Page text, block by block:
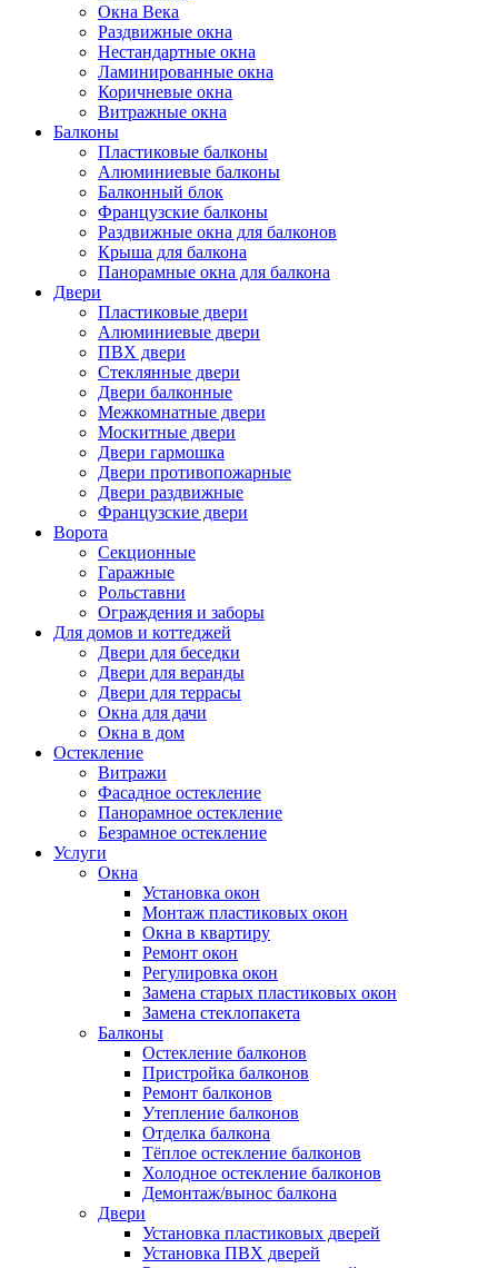
Окна Века
Раздвижные окна
Нестандартные окна
Ламинированные окна
Коричневые окна
Витражные окна
Балконы
Пластиковые балконы
Алюминиевые балконы
Балконный блок
Французские балконы
Раздвижные окна для балконов
Крыша для балкона
Панорамные окна для балкона
Двери
Пластиковые двери
Алюминиевые двери
ПВХ двери
Стеклянные двери
Двери балконные
Межкомнатные двери
Москитные двери
Двери гармошка
Двери противопожарные
Двери раздвижные
Французские двери
Ворота
Секционные
Гаражные
Рольставни
Ограждения и заборы
Для домов и коттеджей
Двери для беседки
Двери для веранды
Двери для террасы
Окна для дачи
Окна в дом
Остекление
Витражи
Фасадное остекление
Панорамное остекление
Безрамное остекление
Услуги
Окна
Установка окон
Монтаж пластиковых окон
Окна в квартиру
Ремонт окон
Регулировка окон
Замена старых пластиковых окон
Замена стеклопакета
Балконы
Остекление балконов
Пристройка балконов
Ремонт балконов
Утепление балконов
Отделка балкона
Тёплое остекление балконов
Холодное остекление балконов
Демонтаж/вынос балкона
Двери
Установка пластиковых дверей
Установка ПВХ дверей